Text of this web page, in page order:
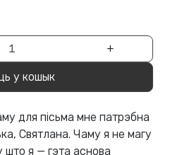
+
у кошык
для пісьма мне патрэбна
Святлана. Чаму я не магу
што я — гэта аснова